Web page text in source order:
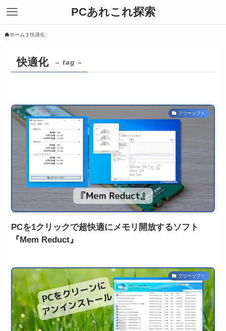
PCあれこれ探索
ホーム 快適化
快適化 – tag –
フリーソフト
PCを1クリックで超快適にメモリ開放するソフト
『Mem Reduct』
フリーソフト